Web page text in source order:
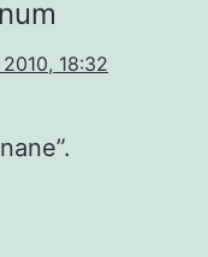
18:32